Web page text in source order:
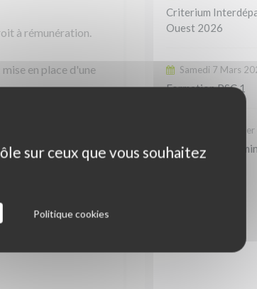
à rémunération.
en place d'une
BF1 FNSMR
l'intervenant
musculaire.
Criterium
Ouest 2026
Samedi 7 Mars
Formation PSC 1
Samedi 21
Tournois de
sur ceux que vous souhaitez
Politique cookies